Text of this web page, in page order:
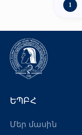
1
ԵՊԲՀ
Մեր մասին